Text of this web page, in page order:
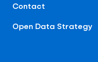
Contact
Open Data Strategy